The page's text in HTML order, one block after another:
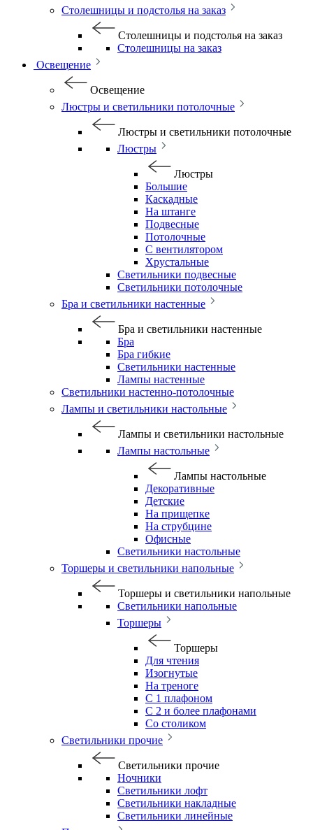
Столешницы и подстолья на заказ
Столешницы и подстолья на заказ
Столешницы на заказ
Освещение
Освещение
Люстры и светильники потолочные
Люстры и светильники потолочные
Люстры
Люстры
Большие
Каскадные
На штанге
Подвесные
Потолочные
С вентилятором
Хрустальные
Светильники подвесные
Светильники потолочные
Бра и светильники настенные
Бра и светильники настенные
Бра
Бра гибкие
Светильники настенные
Лампы настенные
Светильники настенно-потолочные
Лампы и светильники настольные
Лампы и светильники настольные
Лампы настольные
Лампы настольные
Декоративные
Детские
На прищепке
На струбцине
Офисные
Светильники настольные
Торшеры и светильники напольные
Торшеры и светильники напольные
Светильники напольные
Торшеры
Торшеры
Для чтения
Изогнутые
На треноге
С 1 плафоном
С 2 и более плафонами
Со столиком
Светильники прочие
Светильники прочие
Ночники
Светильники лофт
Светильники накладные
Светильники линейные